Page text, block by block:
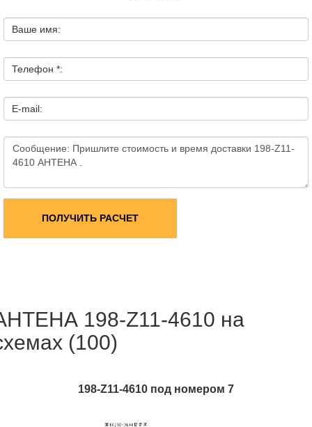
Ваше имя:
Телефон *:
E-mail:
ПОЛУЧИТЬ РАСЧЕТ
198-Z11-4610 на
(100)
198-Z11-4610 под номером 7